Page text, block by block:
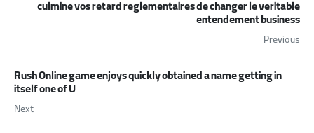
culmine vos retard reglementaires de changer le veritable
entendement business
Previous
Rush Online game enjoys quickly obtained a name getting in
itself one of U
Next